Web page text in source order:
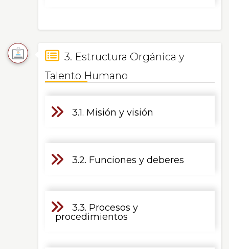
3. Estructura Orgánica y
Talento Humano
3.1. Misión y visión
3.2. Funciones y deberes
3.3. Procesos y
procedimientos